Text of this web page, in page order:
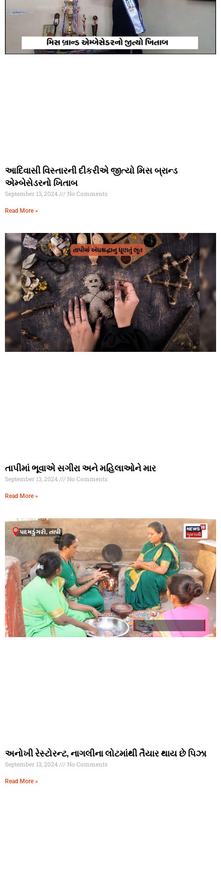
આદિવાસી વિસ્તારની દીકરીએ જીત્યો મિસ બ્રાન્ડ
એમ્બેસેડરનો ખિતાબ
September 13, 2024 No Comments
Read More »
તાપીમાં ભૂવાએ સગીરા અને મહિલાઓને માર
September 13, 2024 No Comments
Read More »
અનોખી રેસ્ટોરન્ટ, નાગલીના લોટમાંથી તૈયાર થાય છે પિઝા
September 13, 2024 No Comments
Read More »